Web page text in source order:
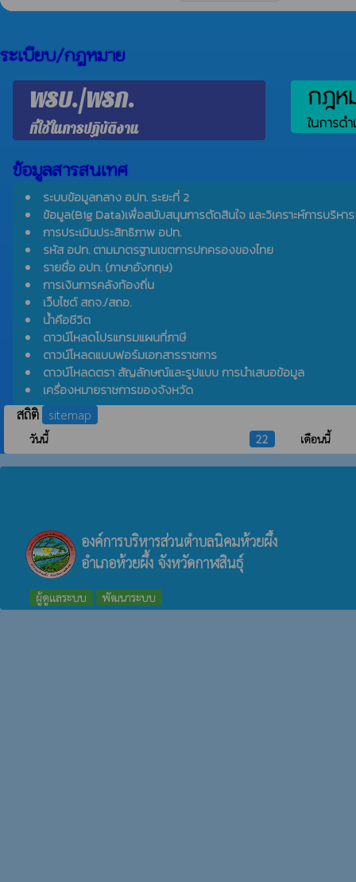
ระเบียบ/กฎหมาย
พรบ./พรก.
ที่ใช้ในการปฏิบัติงาน
กฎห
ในการด
ข้อมูลสารสนเทศ
ระบบข้อมูลกลาง อปท. ระยะที่ 2
ข้อมูล(Big Data)เพื่อสนับสนุนการตัดสินใจ และวิเคราะห์การบริห
การประเมินประสิทธิภาพ อปท.
รหัส อปท. ตามมาตรฐานเขตการปกครองของไทย
รายชื่อ อปท. (ภาษาอังกฤษ)
การเงินการคลังท้องถิ่น
เว็บไซต์ สถจ./สถอ.
น้ำคือชีวิต
ดาวน์โหลดโปรแกรมแผนที่ภาษี
ดาวน์โหลดแบบฟอร์มเอกสารราชการ
ดาวน์โหลดตรา สัญลักษณ์และรูปแบบ การนำเสนอข้อมูล
เครื่องหมายราชการของจังหวัด
สถิติ sitemap
วันนี้ 22 เดือนนี้
องค์การบริหารส่วนตำบลนิคมห้วยผึ้ง
อำเภอห้วยผึ้ง จังหวัดกาฬสินธุ์
ผู้ดูแลระบบ พัฒนาระบบ